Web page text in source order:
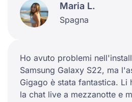
Maria L.
Spagna
Ho avuto problemi
Samsung Galaxy S22, ma
Gigago è stata fantastica. Li
la chat live a mezzanotte e